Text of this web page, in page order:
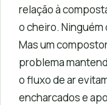
relação à
o cheiro.
Mas um
problema
o fluxo de ar
encharcados e